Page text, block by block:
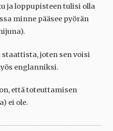
ja loppupisteen tulisi olla
minne pääsee pyörän
joten sen voisi
englanniksi.
että toteuttamisen
ei ole.